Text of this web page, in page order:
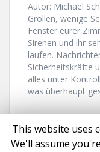
Autor: Michael
Grollen, wenige
Fenster eurer
Sirenen und ihr
laufen.
Sicherheitskräfte
alles unter
was überhaupt
This website uses
We'll assume